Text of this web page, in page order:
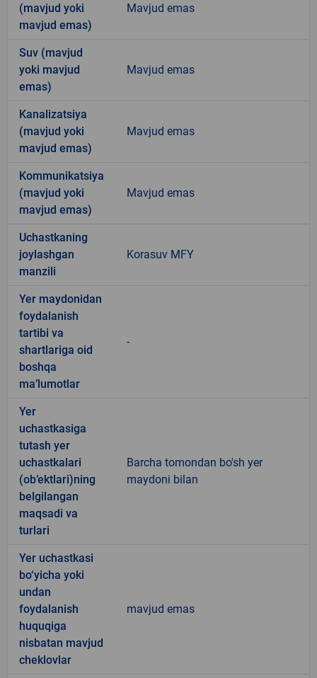
(mavjud yoki
mavjud emas)
Mavjud emas
Suv (mavjud
yoki mavjud
emas)
Mavjud emas
Kanalizatsiya
(mavjud yoki
mavjud emas)
Mavjud emas
Kommunikatsiya
(mavjud yoki
mavjud emas)
Mavjud emas
Uchastkaning
joylashgan
manzili
Korasuv MFY
Yer maydonidan
foydalanish
tartibi va
shartlariga oid
boshqa
ma’lumotlar
-
Yer
uchastkasiga
tutash yer
uchastkalari
(ob’ektlari)ning
belgilangan
maqsadi va
turlari
Barcha tomondan bo'sh yer
maydoni bilan
Yer uchastkasi
bo‘yicha yoki
undan
foydalanish
huquqiga
nisbatan mavjud
cheklovlar
mavjud emas